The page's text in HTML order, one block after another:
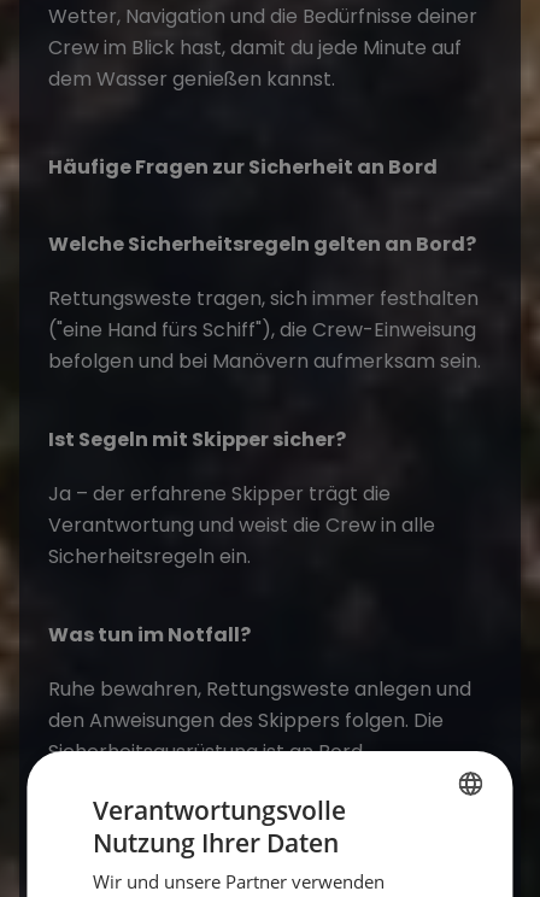
Wetter, Navigation und die Bedürfnisse deiner
Crew im Blick hast, damit du jede Minute auf
dem Wasser genießen kannst.
Häufige Fragen zur Sicherheit an Bord
Welche Sicherheitsregeln gelten an Bord?
Rettungsweste tragen, sich immer festhalten
("eine Hand fürs Schiff"), die Crew-Einweisung
befolgen und bei Manövern aufmerksam sein.
Ist Segeln mit Skipper sicher?
Ja – der erfahrene Skipper trägt die
Verantwortung und weist die Crew in alle
Sicherheitsregeln ein.
Was tun im Notfall?
Ruhe bewahren, Rettungsweste anlegen und
den Anweisungen des Skippers folgen. Die
Sicherheitsausrüstung ist an Bord.
Wie der Alltag an Bord aussieht, liest du in
unserem Überblick zumBordleben
Verantwortungsvolle
Nutzung Ihrer Daten
Wir und unsere Partner verwenden